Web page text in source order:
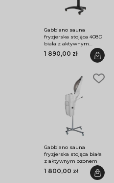
Gabbiano sauna
fryzjerska stojąca 408D
biała z aktywnym
ozonem
1 890,00 zł
Gabbiano sauna
fryzjerska stojąca biała
z aktywnym ozonem
1 800,00 zł